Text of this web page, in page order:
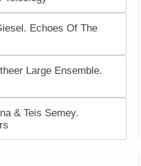
Echoes Of The
Large Ensemble.
& Teis Semey.